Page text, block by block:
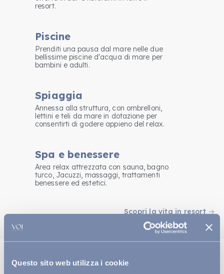
Questo sito web utilizza i cookie
resort.
Piscine
Prenditi una pausa dal mare nelle due
bellissime piscine d'acqua di mare per
bambini e adulti.
Spiaggia
Annessa alla struttura, con ombrelloni,
lettini e teli da mare in dotazione per
consentirti di godere appieno del relax.
Spa e benessere
Area relax attrezzata con sauna, bagno
turco, Jacuzzi, massaggi, trattamenti
benessere ed estetici.
Scopri la vita in resort